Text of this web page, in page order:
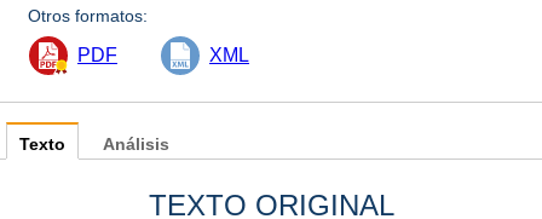
Otros formatos:
PDF XML
Texto
TEXTO ORIGINAL
Análisis